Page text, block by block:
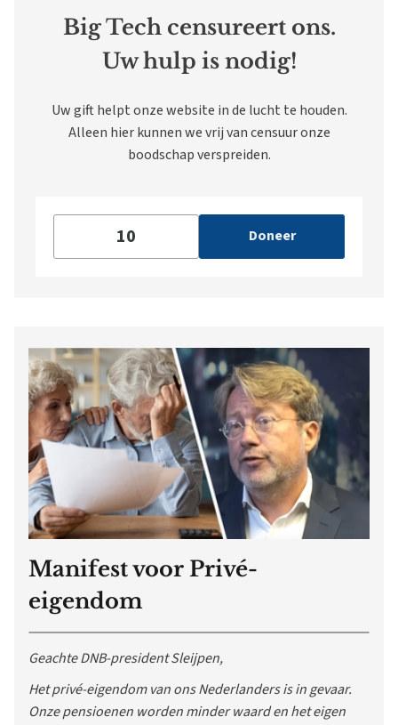
Big Tech censureert ons.
Uw hulp is nodig!
Uw gift helpt onze website in de lucht te houden.
Alleen hier kunnen we vrij van censuur onze
boodschap verspreiden.
Doneer
Manifest voor Privé-
eigendom
Geachte DNB-president Sleijpen,
Het privé-eigendom van ons Nederlanders is in gevaar.
Onze pensioenen worden minder waard en het eigen